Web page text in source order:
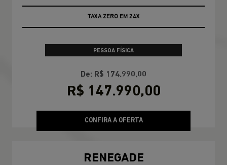
TAXA ZERO EM 24X
PESSOA FÍSICA
De: R$ 174.990,00
R$ 147.990,00
CONFIRA A OFERTA
RENEGADE